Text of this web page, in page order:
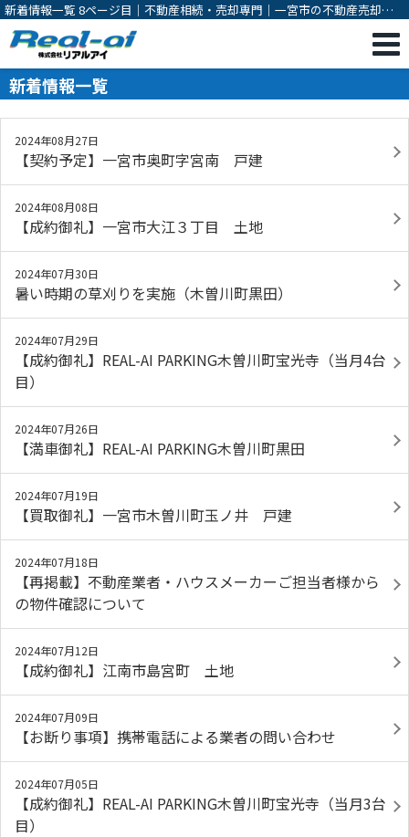
新着情報一覧 8ページ目｜不動産相続・売却専門｜一宮市の不動産売却・
購入・相続対策・有効活用のご相談は株式会社リアルアイ
新着情報一覧
2024年08月27日
【契約予定】一宮市奥町字宮南 戸建
2024年08月08日
【成約御礼】一宮市大江３丁目 土地
2024年07月30日
暑い時期の草刈りを実施（木曽川町黒田）
2024年07月29日
【成約御礼】REAL-AI PARKING木曽川町宝光寺（当月4台
目）
2024年07月26日
【満車御礼】REAL-AI PARKING木曽川町黒田
2024年07月19日
【買取御礼】一宮市木曽川町玉ノ井 戸建
2024年07月18日
【再掲載】不動産業者・ハウスメーカーご担当者様から
の物件確認について
2024年07月12日
【成約御礼】江南市島宮町 土地
2024年07月09日
【お断り事項】携帯電話による業者の問い合わせ
2024年07月05日
【成約御礼】REAL-AI PARKING木曽川町宝光寺（当月3台
目）